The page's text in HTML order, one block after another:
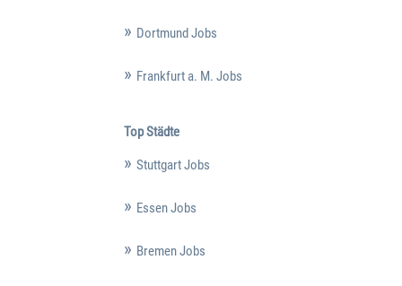
Dortmund Jobs
Frankfurt a. M. Jobs
Top Städte
Stuttgart Jobs
Essen Jobs
Bremen Jobs